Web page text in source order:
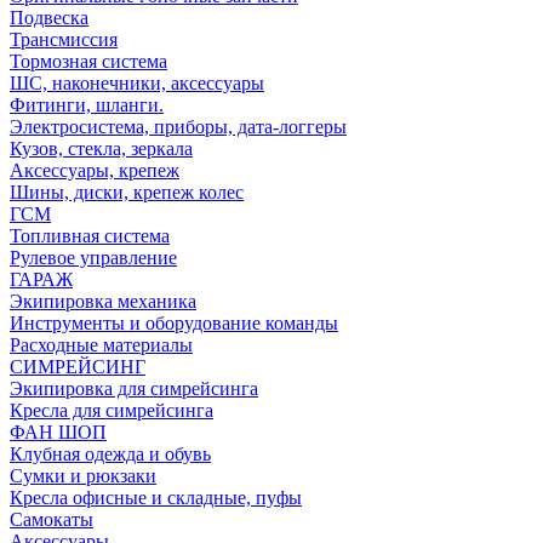
Подвеска
Трансмиссия
Тормозная система
ШС, наконечники, аксессуары
Фитинги, шланги.
Электросистема, приборы, дата-логгеры
Кузов, стекла, зеркала
Аксессуары, крепеж
Шины, диски, крепеж колес
ГСМ
Топливная система
Рулевое управление
ГАРАЖ
Экипировка механика
Инструменты и оборудование команды
Расходные материалы
СИМРЕЙСИНГ
Экипировка для симрейсинга
Кресла для симрейсинга
ФАН ШОП
Клубная одежда и обувь
Сумки и рюкзаки
Кресла офисные и складные, пуфы
Самокаты